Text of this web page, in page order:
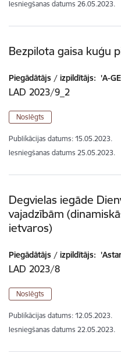
Iesniegšanas datums 26.05.2023.
Bezpilota gaisa kuģu
Piegādātājs / izpildītājs: 'A-
LAD 2023/9_2
Noslēgts
Publikācijas datums: 15.05.2023.
Iesniegšanas datums 25.05.2023.
Degvielas iegāde
vajadzībām
ietvaros)
Piegādātājs / izpildītājs:
LAD 2023/8
Noslēgts
Publikācijas datums: 12.05.2023.
Iesniegšanas datums 22.05.2023.